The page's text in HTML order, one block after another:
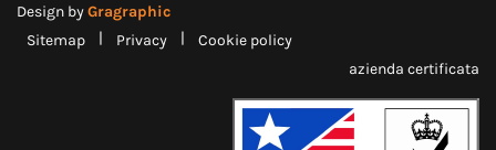
Design byGragraphic
Sitemap
| Privacy |
Cookie policy
azienda certificata